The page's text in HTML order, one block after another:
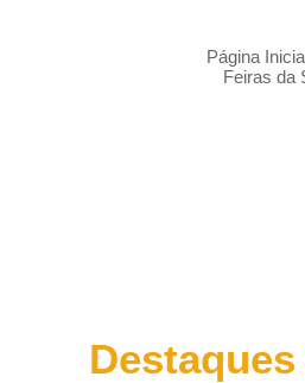
Página
Feiras da